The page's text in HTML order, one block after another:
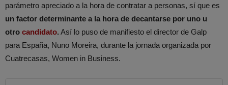
parámetro apreciado a la hora de contratar a personas, sí que es
un factor determinante a la hora de decantarse por uno u
otro candidato. Así lo puso de manifiesto el director de Galp
para España, Nuno Moreira, durante la jornada organizada por
Cuatrecasas, Women in Business.